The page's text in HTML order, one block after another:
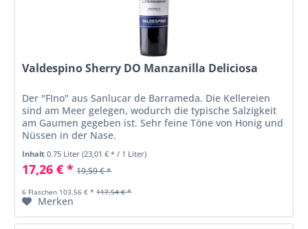
Valdespino Sherry DO Manzanilla Deliciosa
Der "FIno" aus Sanlucar de Barrameda. Die Kellereien
sind am Meer gelegen, wodurch die typische Salzigkeit
am Gaumen gegeben ist. Sehr feine Töne von Honig und
Nüssen in der Nase.
Inhalt0.75 Liter(23,01 € * / 1 Liter)
17,26 € * 19,59 € *
6 Flaschen 103,56 € * 117,54 € *
Merken